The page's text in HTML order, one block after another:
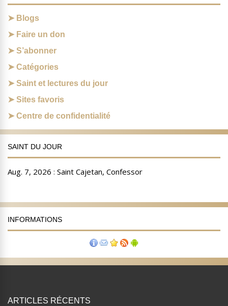
Blogs
Faire un don
S’abonner
Catégories
Saint et lectures du jour
Sites favoris
Centre de confidentialité
SAINT DU JOUR
INFORMATIONS
ARTICLES RÉCENTS